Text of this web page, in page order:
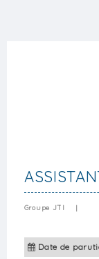
Groupe JTI |
Date de